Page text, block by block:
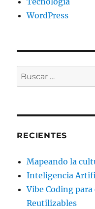
WordPress
Buscar
por:
RECIENTES
Mapeando la
Inteligencia
Vibe Coding
Reutilizables